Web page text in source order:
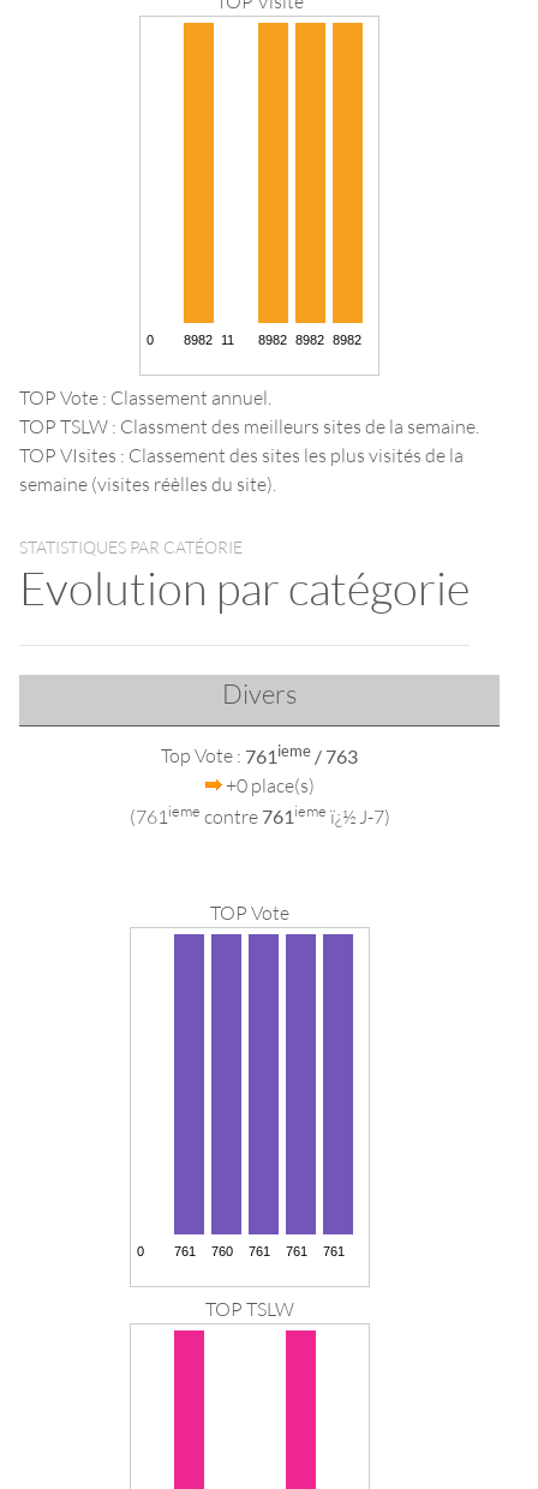
TOP Vote : Classement annuel.
TOP TSLW : Classment des meilleurs sites de la semaine.
TOP VIsites : Classement des sites les plus visités de la
semaine (visites réèlles du site).
STATISTIQUES PAR CATÉORIE
Evolution par catégorie
Divers
Top Vote : 761ieme / 763
+0 place(s)
(761 ieme contre 761ieme ï¿½ J-7)
TOP Vote
TOP TSLW